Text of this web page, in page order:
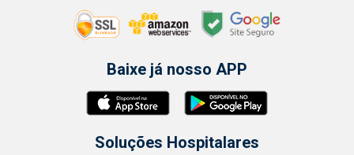
Baixe já nosso APP
Soluções Hospitalares